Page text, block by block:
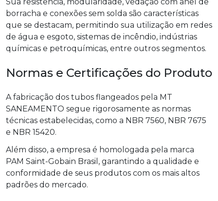
borracha e conexões sem solda são características
que se destacam, permitindo sua utilização em redes
de água e esgoto, sistemas de incêndio, indústrias
químicas e petroquímicas, entre outros segmentos.
Normas e Certificações do Produto
A fabricação dos tubos flangeados pela MT
SANEAMENTO segue rigorosamente as normas
técnicas estabelecidas, como a NBR 7560, NBR 7675
e NBR 15420.
Além disso, a empresa é homologada pela marca
PAM Saint-Gobain Brasil, garantindo a qualidade e
conformidade de seus produtos com os mais altos
padrões do mercado.